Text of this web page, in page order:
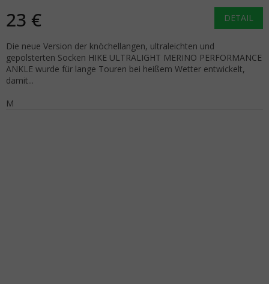
23 € DETAIL
Die neue Version der knöchellangen, ultraleichten und
gepolsterten Socken HIKE ULTRALIGHT MERINO PERFORMANCE
ANKLE wurde für lange Touren bei heißem Wetter entwickelt,
damit...
M